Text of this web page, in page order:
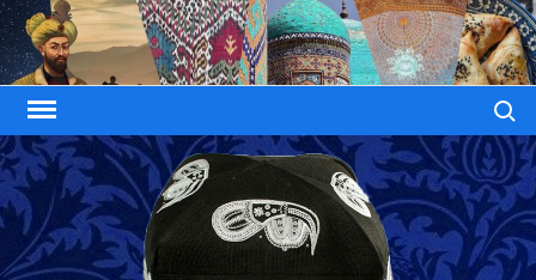
Skip
to
content